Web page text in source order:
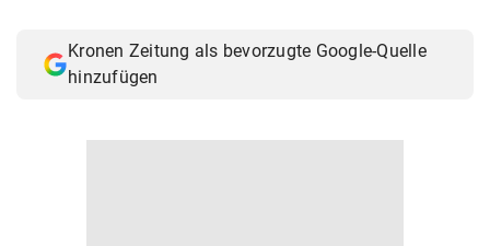
Kronen Zeitung als bevorzugte Google-Quelle
hinzufügen